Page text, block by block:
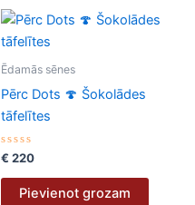
Ēdamās sēnes
Pērc Dots 🍄 Šokolādes
tāfelītes
Novērtēts
ar
0
€ 220
Pievienot grozam